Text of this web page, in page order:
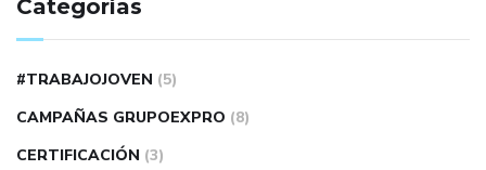
Categorías
#TRABAJOJOVEN (5)
CAMPAÑAS GRUPOEXPRO (8)
CERTIFICACIÓN (3)